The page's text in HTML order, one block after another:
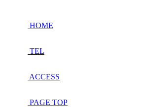
HOME
TEL
ACCESS
PAGE TOP